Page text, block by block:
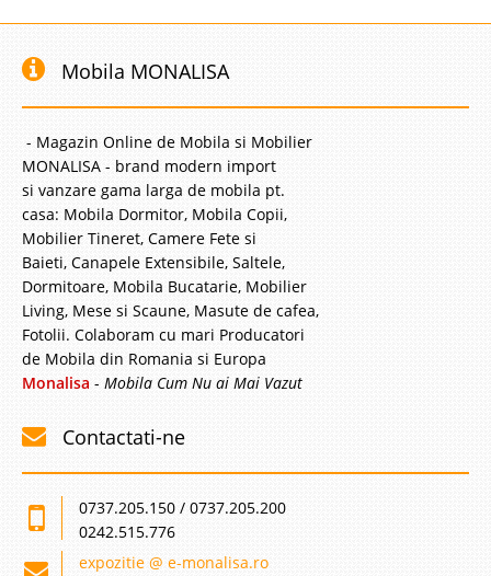
Mobila MONALISA
- Magazin Online de Mobila si Mobilier
MONALISA - brand modern import
si vanzare gama larga de mobila pt.
casa: Mobila Dormitor, Mobila Copii,
Mobilier Tineret, Camere Fete si
Baieti, Canapele Extensibile, Saltele,
Dormitoare, Mobila Bucatarie, Mobilier
Living, Mese si Scaune, Masute de cafea,
Fotolii. Colaboram cu mari Producatori
de Mobila din Romania si Europa
Monalisa - Mobila Cum Nu ai Mai Vazut
Contactati-ne
0737.205.150 / 0737.205.200
0242.515.776
expozitie @ e-monalisa.ro